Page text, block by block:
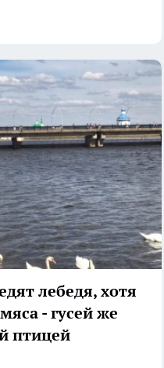
лебедя, хотя
- гусей же
птицей